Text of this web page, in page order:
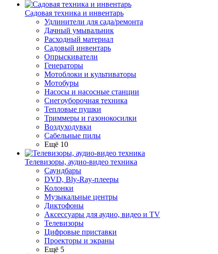
Садовая техника и инвентарь
Удлинители для сада/ремонта
Дачный умывальник
Расходный материал
Садовый инвентарь
Опрыскиватели
Генераторы
Мотоблоки и культиваторы
Мотобуры
Насосы и насосные станции
Снегоуборочная техника
Тепловые пушки
Триммеры и газонокосилки
Воздуходувки
Сабельные пилы
Ещё 10
Телевизоры, аудио-видео техника
Саундбары
DVD, Bly-Ray-плееры
Колонки
Музыкальные центры
Диктофоны
Аксессуары для аудио, видео и TV
Телевизоры
Цифровые приставки
Проекторы и экраны
Ещё 5